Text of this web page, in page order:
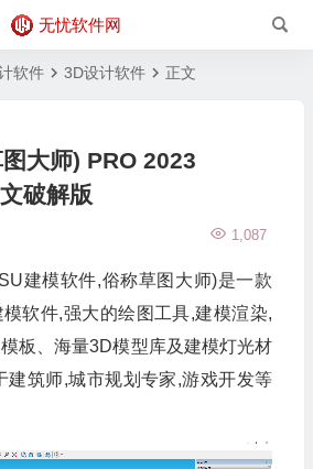
无忧软件网
软件 3D设计软件 正文
大师) PRO 2023
破解版
1,087
建模软件,俗称草图大师)是一款
软件,强大的绘图工具,建模渲染,
板、海量3D模型库及建模灯光材
建筑师,城市规划专家,游戏开发等